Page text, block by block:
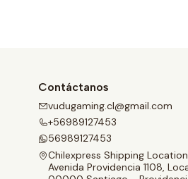
Contáctanos
vudugaming.cl@gmail.com
+56989127453
56989127453
Chilexpress Shipping Location
Avenida Providencia 1108,